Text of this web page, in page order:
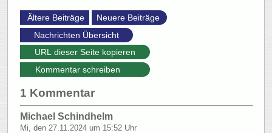
URL dieser Seite kopieren
Kommentar schreiben
1 Kommentar
Michael Schindhelm
Mi, den 27.11.2024 um 15:52 Uhr